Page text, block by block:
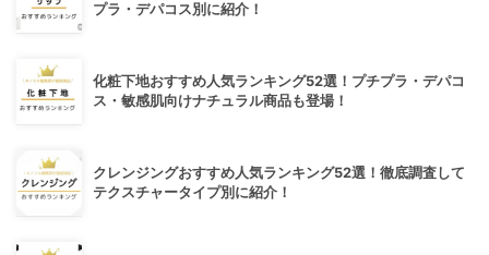
プラ・デパコス別に紹介！
化粧下地おすすめ人気ランキング52選！プチプラ・デパコ
ス・敏感肌向けナチュラル商品も登場！
クレンジングおすすめ人気ランキング52選！徹底調査して
テクスチャータイプ別に紹介！